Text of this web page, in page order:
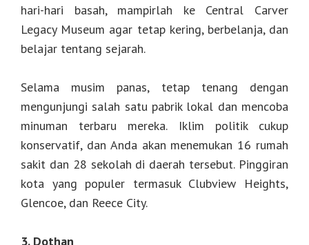
hari-hari basah, mampirlah ke Central Carver
Legacy Museum agar tetap kering, berbelanja, dan
belajar tentang sejarah.
Selama musim panas, tetap tenang dengan
mengunjungi salah satu pabrik lokal dan mencoba
minuman terbaru mereka. Iklim politik cukup
konservatif, dan Anda akan menemukan 16 rumah
sakit dan 28 sekolah di daerah tersebut. Pinggiran
kota yang populer termasuk Clubview Heights,
Glencoe, dan Reece City.
3. Dothan